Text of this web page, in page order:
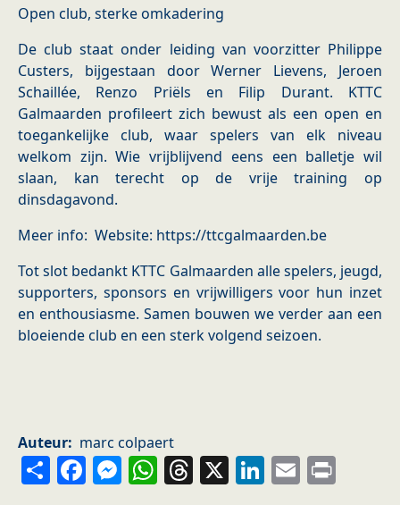
Open club, sterke omkadering
De club staat onder leiding van voorzitter Philippe
Custers, bijgestaan door Werner Lievens, Jeroen
Schaillée, Renzo Priëls en Filip Durant. KTTC
Galmaarden profileert zich bewust als een open en
toegankelijke club, waar spelers van elk niveau
welkom zijn. Wie vrijblijvend eens een balletje wil
slaan, kan terecht op de vrije training op
dinsdagavond.
Meer info: Website: https://ttcgalmaarden.be
Tot slot bedankt KTTC Galmaarden alle spelers, jeugd,
supporters, sponsors en vrijwilligers voor hun inzet
en enthousiasme. Samen bouwen we verder aan een
bloeiende club en een sterk volgend seizoen.
Auteur marc colpaert
ShareFacebook
Messenger
WhatsApp
Threads
X LinkedIn
Email